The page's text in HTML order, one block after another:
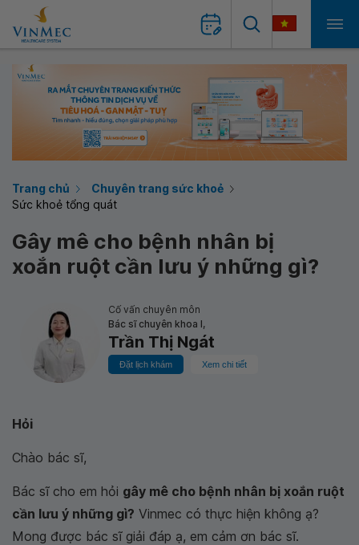
Trang chủ
Chuyên trang sức khoẻ
Sức khoẻ tổng quát
Gây mê cho bệnh nhân bị
xoắn ruột cần lưu ý những gì?
Cố vấn chuyên môn
Bác sĩ chuyên khoa I,
Trần Thị Ngát
Đặt lịch khám Xem chi tiết
Hỏi
Chào bác sĩ,
Bác sĩ cho em hỏi gây mê cho bệnh nhân bị xoắn ruột
cần lưu ý những gì? Vinmec có thực hiện không ạ?
Mong được bác sĩ giải đáp ạ, em cảm ơn bác sĩ.